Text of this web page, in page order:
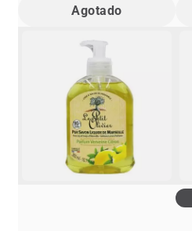
Agotado